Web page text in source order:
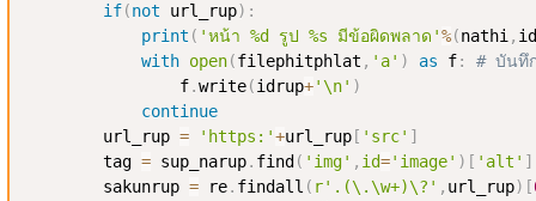
if(not url_rup) :
print ( 'หน้า %d รูป %s มีข้อผิดพลาด'%(nathi ,
with open(filephitphlat , 'a' ) as f:
# บันทึ
                f
.write(idrup+'\n' )
continue
        url_rup
= 'https:'+url_rup [ 'src' ]
        tag
= sup_narup. find ( 'img' , id='image' ) [ 'alt' ]
        sakunrup
= re. findall ( r'.(\.\w+)\?' , url_rup) [